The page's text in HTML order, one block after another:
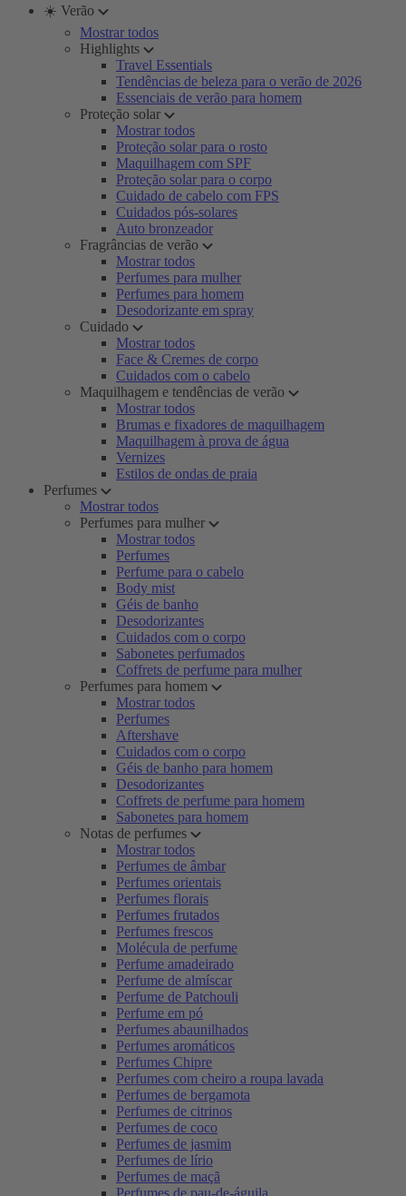
☀️ Verão
Mostrar todos
Highlights
Travel Essentials
Tendências de beleza para o verão de 2026
Essenciais de verão para homem
Proteção solar
Mostrar todos
Proteção solar para o rosto
Maquilhagem com SPF
Proteção solar para o corpo
Cuidado de cabelo com FPS
Cuidados pós-solares
Auto bronzeador
Fragrâncias de verão
Mostrar todos
Perfumes para mulher
Perfumes para homem
Desodorizante em spray
Cuidado
Mostrar todos
Face & Cremes de corpo
Cuidados com o cabelo
Maquilhagem e tendências de verão
Mostrar todos
Brumas e fixadores de maquilhagem
Maquilhagem à prova de água
Vernizes
Estilos de ondas de praia
Perfumes
Mostrar todos
Perfumes para mulher
Mostrar todos
Perfumes
Perfume para o cabelo
Body mist
Géis de banho
Desodorizantes
Cuidados com o corpo
Sabonetes perfumados
Coffrets de perfume para mulher
Perfumes para homem
Mostrar todos
Perfumes
Aftershave
Cuidados com o corpo
Géis de banho para homem
Desodorizantes
Coffrets de perfume para homem
Sabonetes para homem
Notas de perfumes
Mostrar todos
Perfumes de âmbar
Perfumes orientais
Perfumes florais
Perfumes frutados
Perfumes frescos
Molécula de perfume
Perfume amadeirado
Perfume de almíscar
Perfume de Patchouli
Perfume em pó
Perfumes abaunilhados
Perfumes aromáticos
Perfumes Chipre
Perfumes com cheiro a roupa lavada
Perfumes de bergamota
Perfumes de citrinos
Perfumes de coco
Perfumes de jasmim
Perfumes de lírio
Perfumes de maçã
Perfumes de pau-de-águila